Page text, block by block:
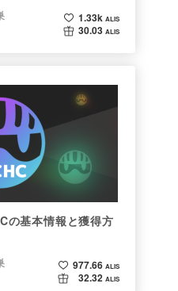
1.33k ALIS
30.03 ALIS
の基本情報と獲得方
977.66 ALIS
32.32 ALIS